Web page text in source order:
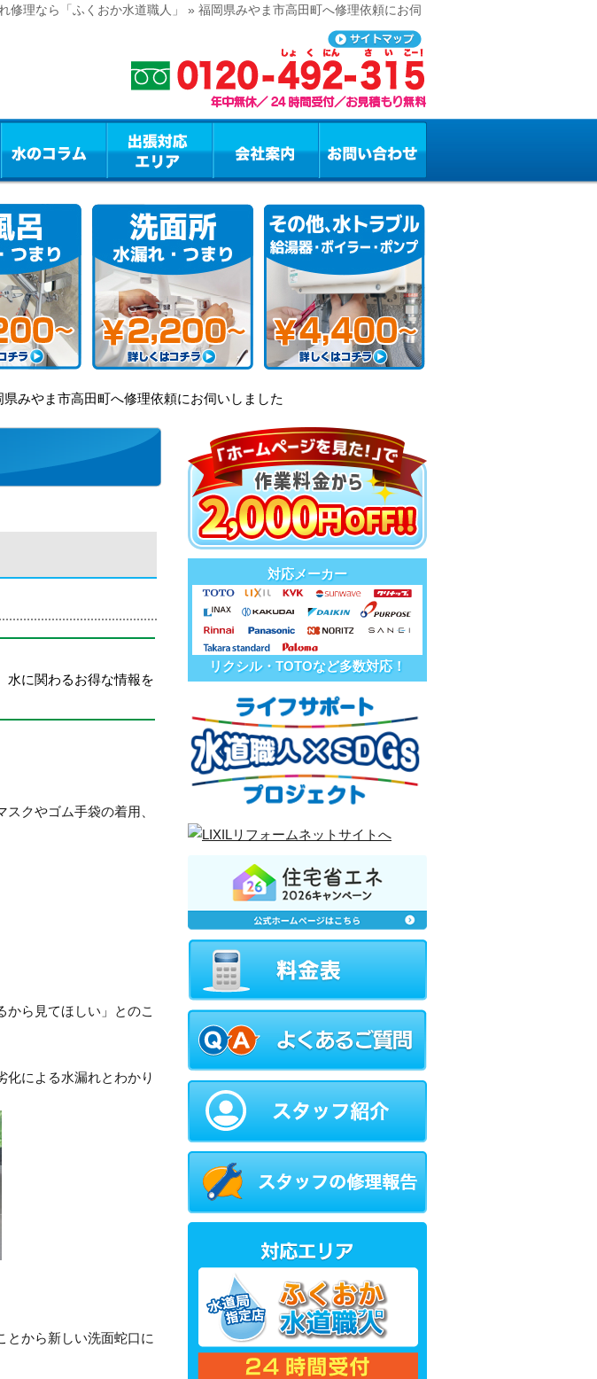
修理なら「ふくおか水道職人」 » 福岡県みやま市高田町へ修理依頼にお伺
県みやま市高田町へ修理依頼にお伺いしました
水に関わるお得な情報を
クやゴム手袋の着用、
ら見てほしい」とのこ
化による水漏れとわかり
とから新しい洗面蛇口に
対応メーカー
リクシル・TOTOなど多数対応！